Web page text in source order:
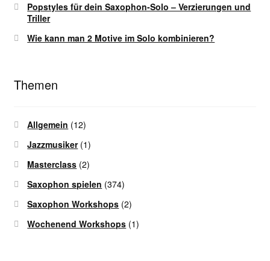
Popstyles für dein Saxophon-Solo – Verzierungen und
Triller
Wie kann man 2 Motive im Solo kombinieren?
Themen
Allgemein (12)
Jazzmusiker(1)
Masterclass (2)
Saxophon spielen (374)
Saxophon Workshops (2)
Wochenend Workshops (1)